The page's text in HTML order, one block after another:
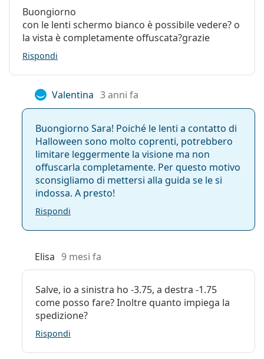
Buongiorno
con le lenti schermo bianco è possibile vedere? o
la vista è completamente offuscata?grazie
Rispondi
Valentina 3 anni fa
Buongiorno Sara! Poiché le lenti a contatto di
Halloween sono molto coprenti, potrebbero
limitare leggermente la visione ma non
offuscarla completamente. Per questo motivo
sconsigliamo di mettersi alla guida se le si
indossa. A presto!
Rispondi
Elisa 9 mesi fa
Salve, io a sinistra ho -3.75, a destra -1.75
come posso fare? Inoltre quanto impiega la
spedizione?
Rispondi